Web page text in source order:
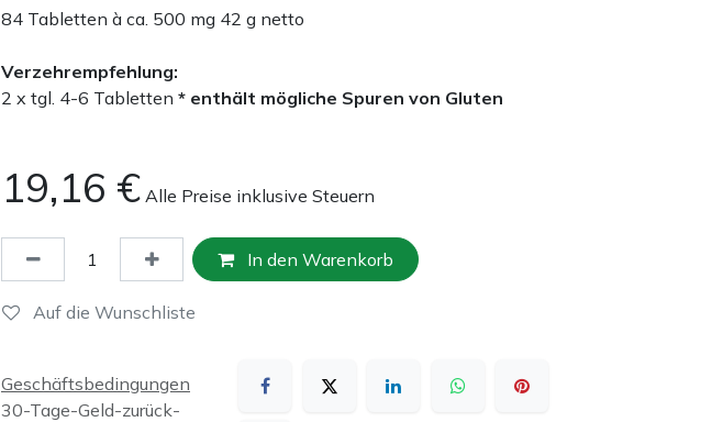
84 Tabletten à ca. 500 mg 42 g netto
Verzehrempfehlung:
2 x tgl. 4-6 Tabletten * enthält mögliche Spuren von Gluten
19,16 € Alle Preise inklusive Steuern
In den Warenkorb
Auf die Wunschliste
Geschäftsbedingungen
30-Tage-Geld-zurück-